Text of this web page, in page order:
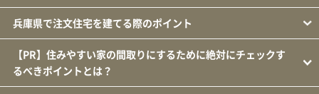
兵庫県で注文住宅を建てる際のポイント
【PR】住みやすい家の間取りにするために絶対にチェックす
るべきポイントとは？